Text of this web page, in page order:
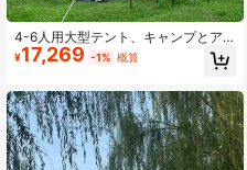
4-6人用大型テント、キャンプとア
ウトドアアドベンチャーに最適 - ブ
ラウン 4シーズン ファミリーテン
ング、寝室、キッチン、ピクニック
テントに適した広々とした内部、キ
ャンプ、ピクニックに適しています
¥17,269 -1% 概算